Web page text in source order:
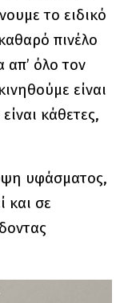
το ειδικό
πινέλο
απ’ όλο τον
είναι
κάθετες,
υφάσματος,
και σε